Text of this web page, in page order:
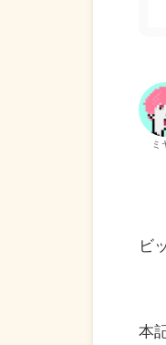
ミ
ビ
本